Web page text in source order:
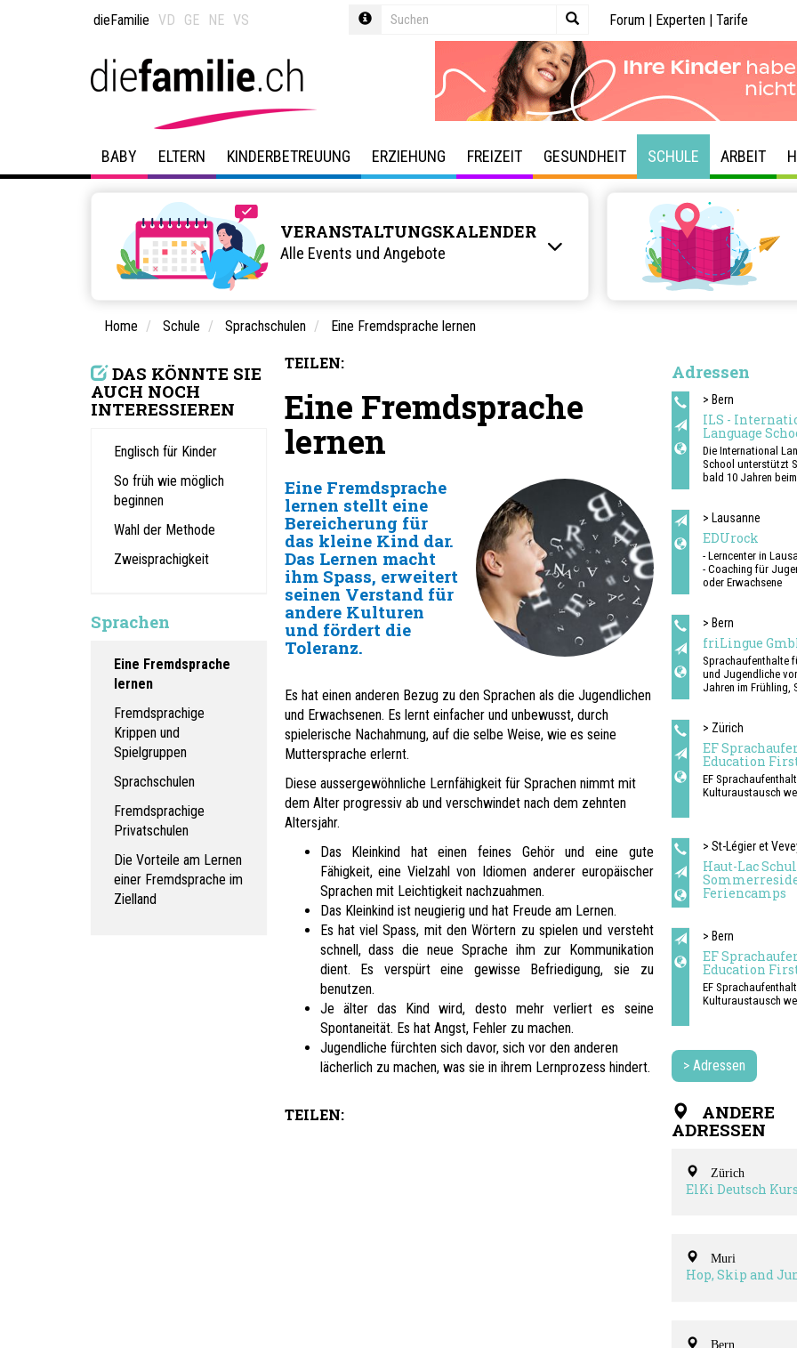
dieFamilie VD GE NE VS Forum | Experten | Tarife
BABY ELTERN KINDERBETREUUNG ERZIEHUNG FREIZEIT GESUNDHEIT SCHULE ARBEIT
VERANSTALTUNGSKALENDER
Alle Events und Angebote
Home Schule Sprachschulen Eine Fremdsprache lernen
DAS KÖNNTE SIE
AUCH NOCH
INTERESSIEREN
Englisch für Kinder
So früh wie möglich
beginnen
Wahl der Methode
Zweisprachigkeit
Sprachen
Eine Fremdsprache
lernen
Fremdsprachige
Krippen und
Spielgruppen
Sprachschulen
Fremdsprachige
Privatschulen
Die Vorteile am Lernen
einer Fremdsprache im
Zielland
TEILEN:
Eine Fremdsprache
lernen
Eine Fremdsprache
lernen stellt eine
Bereicherung für
das kleine Kind dar.
Das Lernen macht
ihm Spass, erweitert
seinen Verstand für
andere Kulturen
und fördert die
Toleranz.
Es hat einen anderen Bezug zu den Sprachen als die Jugendlichen
und Erwachsenen. Es lernt einfacher und unbewusst, durch
spielerische Nachahmung, auf die selbe Weise, wie es seine
Muttersprache erlernt.
Diese aussergewöhnliche Lernfähigkeit für Sprachen nimmt mit
dem Alter progressiv ab und verschwindet nach dem zehnten
Altersjahr.
Das Kleinkind hat einen feines Gehör und eine gute
Fähigkeit, eine Vielzahl von Idiomen anderer europäischer
Sprachen mit Leichtigkeit nachzuahmen.
Das Kleinkind ist neugierig und hat Freude am Lernen.
Es hat viel Spass, mit den Wörtern zu spielen und versteht
schnell, dass die neue Sprache ihm zur Kommunikation
dient. Es verspürt eine gewisse Befriedigung, sie zu
benutzen.
Je älter das Kind wird, desto mehr verliert es seine
Spontaneität. Es hat Angst, Fehler zu machen.
Jugendliche fürchten sich davor, sich vor den anderen
lächerlich zu machen, was sie in ihrem Lernprozess hindert.
TEILEN:
Adressen
> Bern
ILS -
Language
Die International
School unterstützt
bald 10 Jahren
Sprachschule
ersten Standort im
Bern. Heute zählen
vier weitere
Zürich, Aarau und
dazu.
ausschliesslich als
Tagesschulangebote
unseren Standorten
durchgeführt. Die
weder Unterkünfte
Standorte.
> Lausanne
EDUrock
- Lerncenter in
- Coaching für
oder Erwachsene
> Bern
friLingue
Sprachaufenthalte
und Jugendliche
Jahren im Frühling,
Deutsch lernen und
perfektionieren in
Leysin, Schwarzsee
Ausland.
Sprachcamps
> Zürich
EF
Education
EF
Kulturaustausch
> St-Légier et
Haut-Lac
Feriencamps
> Bern
EF
Education
EF
Kulturaustausch
> Adressen
ANDERE
ADRESSEN
Zürich
ElKi Deutsch
Muri
Hop, Skip and
Bern